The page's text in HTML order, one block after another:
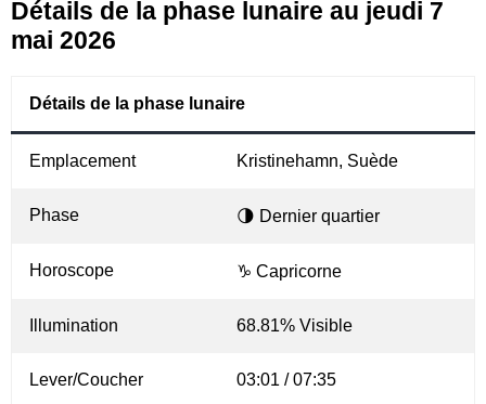
Détails de la phase lunaire au jeudi 7
mai 2026
Détails de la phase lunaire
Emplacement Kristinehamn, Suède
Phase 🌗 Dernier quartier
Horoscope ♑ Capricorne
Illumination 68.81% Visible
Lever/Coucher 03:01 / 07:35